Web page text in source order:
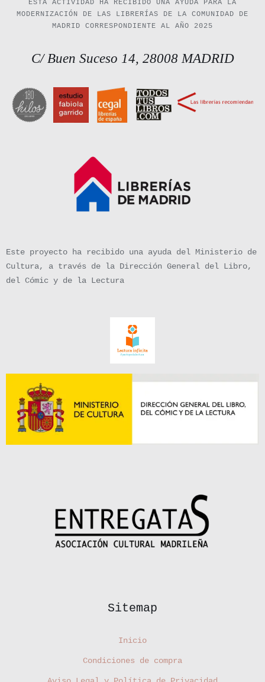
ESTA ACTIVIDAD HA RECIBIDO UNA AYUDA PARA LA
MODERNIZACIÓN DE LAS LIBRERÍAS DE LA COMUNIDAD DE
MADRID CORRESPONDIENTE AL AÑO 2025
C/ Buen Suceso 14, 28008 MADRID
Este proyecto ha recibido una ayuda del Ministerio de
Cultura, a través de la Dirección General del Libro,
del Cómic y de la Lectura
Sitemap
Inicio
Condiciones de compra